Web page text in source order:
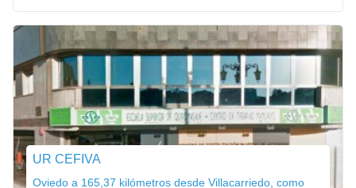
UR CEFIVA
Oviedo a 165,37 kilómetros desde Villacarriedo, como